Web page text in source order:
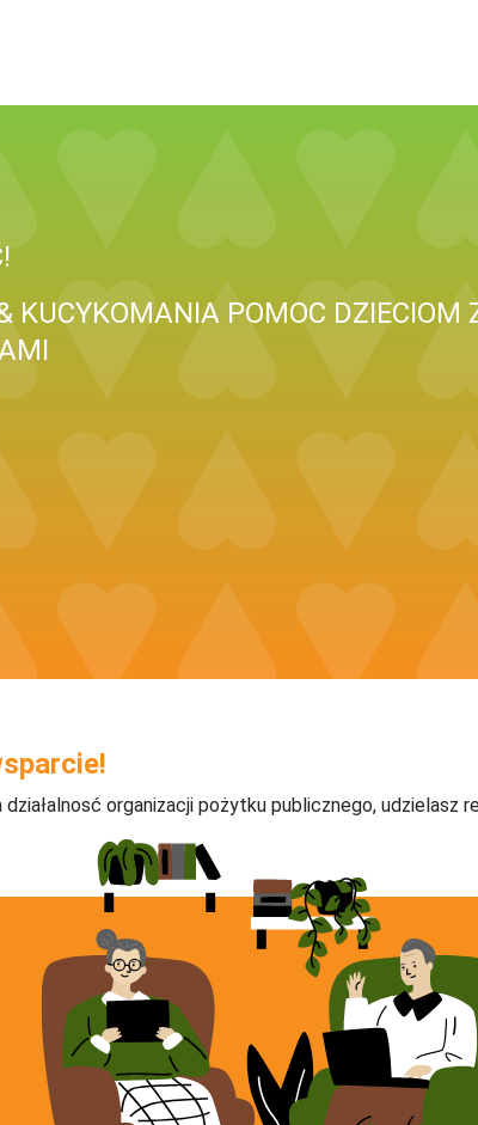
KUCYKOMANIA POMOC DZIECIOM
organizacji pożytku publicznego, udzielasz